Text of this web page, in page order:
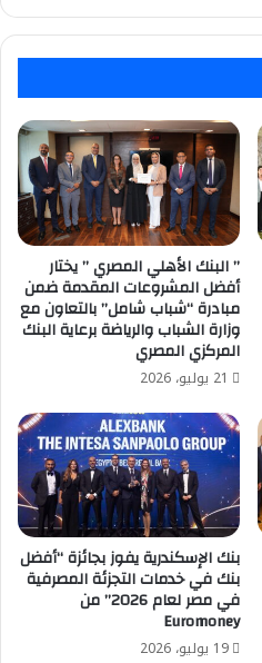
” البنك الأهلي المصري ” يختار
أفضل المشروعات المقدمة ضمن
مبادرة “شباب شامل” بالتعاون مع
وزارة الشباب والرياضة برعاية البنك
المركزي المصري
21 يوليو، 2026
بنك الإسكندرية يفوز بجائزة “أفضل
بنك في خدمات التجزئة المصرفية
في مصر لعام 2026” من
Euromoney
19 يوليو، 2026